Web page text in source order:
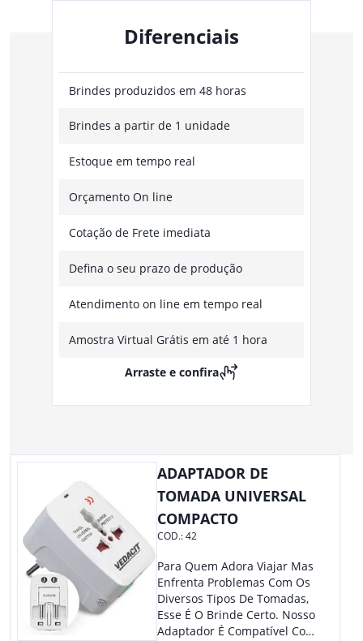
Diferenciais
Brindes produzidos em 48 horas
Brindes a partir de 1 unidade
Estoque em tempo real
Orçamento On line
Cotação de Frete imediata
Defina o seu prazo de produção
Atendimento on line em tempo real
Amostra Virtual Grátis em até 1 hora
Arraste e confira
ADAPTADOR DE
TOMADA UNIVERSAL
COMPACTO
COD.:42
Para Quem Adora Viajar Mas
Enfrenta Problemas Com Os
Diversos Tipos De Tomadas,
Esse É O Brinde Certo. Nosso
Adaptador É Compatível Com